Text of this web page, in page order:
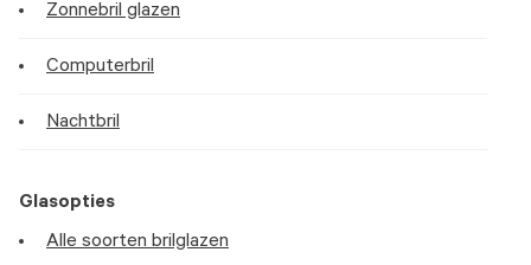
Zonnebril glazen
Computerbril
Nachtbril
Glasopties
Alle soorten brilglazen